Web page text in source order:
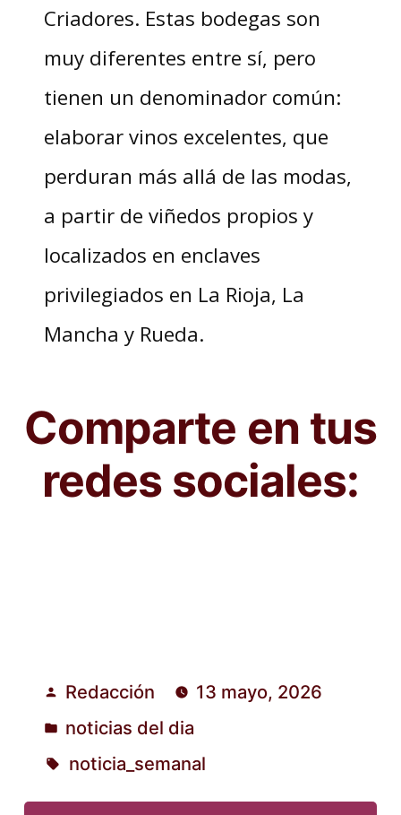
Criadores. Estas bodegas son
muy diferentes entre sí, pero
tienen un denominador común:
elaborar vinos excelentes, que
perduran más allá de las modas,
a partir de viñedos propios y
localizados en enclaves
privilegiados en La Rioja, La
Mancha y Rueda.
Comparte en tus
redes sociales:
Publicado
por
Redacción 13 mayo, 2026
Publicado
en
noticias del dia
noticia_semanal